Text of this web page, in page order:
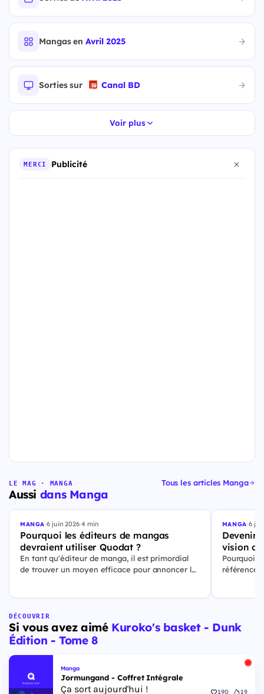
Mangas enAvril 2025
Sorties sur Canal BD
Voir plus
MERCI Publicité
LE MAG · MANGA
Aussi dans Manga
Tous les articles Manga
MANGA·6 juin 2026·4 min
Pourquoi les éditeurs de mangas
devraient utiliser Quodat ?
En tant qu'éditeur de manga, il est primordial
de trouver un moyen efficace pour annoncer les
MANGA·6
Devenir
vision
Pourquoi
référence
DÉCOUVRIR
Si vous avez aimé Kuroko's basket - Dunk
Édition - Tome 8
Manga
Jormungand - Coffret Intégrale
Ça sort aujourd'hui ! 190 19